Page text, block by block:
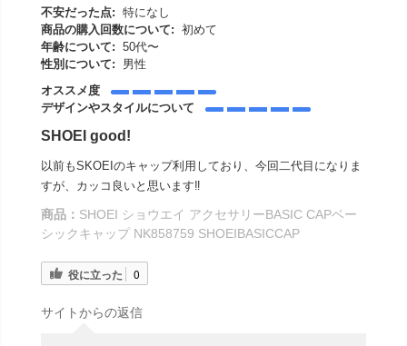
不安だった点: 特になし
商品の購入回数について: 初めて
年齢について: 50代〜
性別について:
男性
オススメ度
デザインやスタイルについて
SHOEI good!
以前もSKOEIのキャップ利用しており、今回二代目になりま
すが、カッコ良いと思います‼️
商品： SHOEI ショウエイ アクセサリーBASIC CAPベー
シックキャップ NK858759 SHOEIBASICCAP
役に立った 0
サイトからの返信